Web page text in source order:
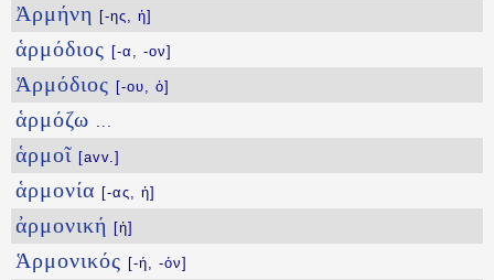
Ἀρμήνη [-ης, ἡ]
ἁρμόδιος [-α, -ον]
Ἁρμόδιος [-ου, ὁ]
ἁρμόζω ...
ἁρμοῖ [avv.]
ἁρμονία [-ας, ἡ]
ἀρμονική [ἡ]
Ἁρμονικός [-ή, -όν]